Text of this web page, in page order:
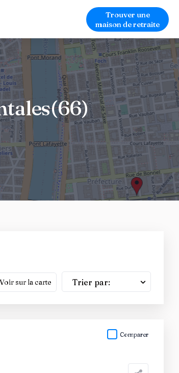
Trouver une
maison de retraite
Voir sur la carte Trier par:
Comparer